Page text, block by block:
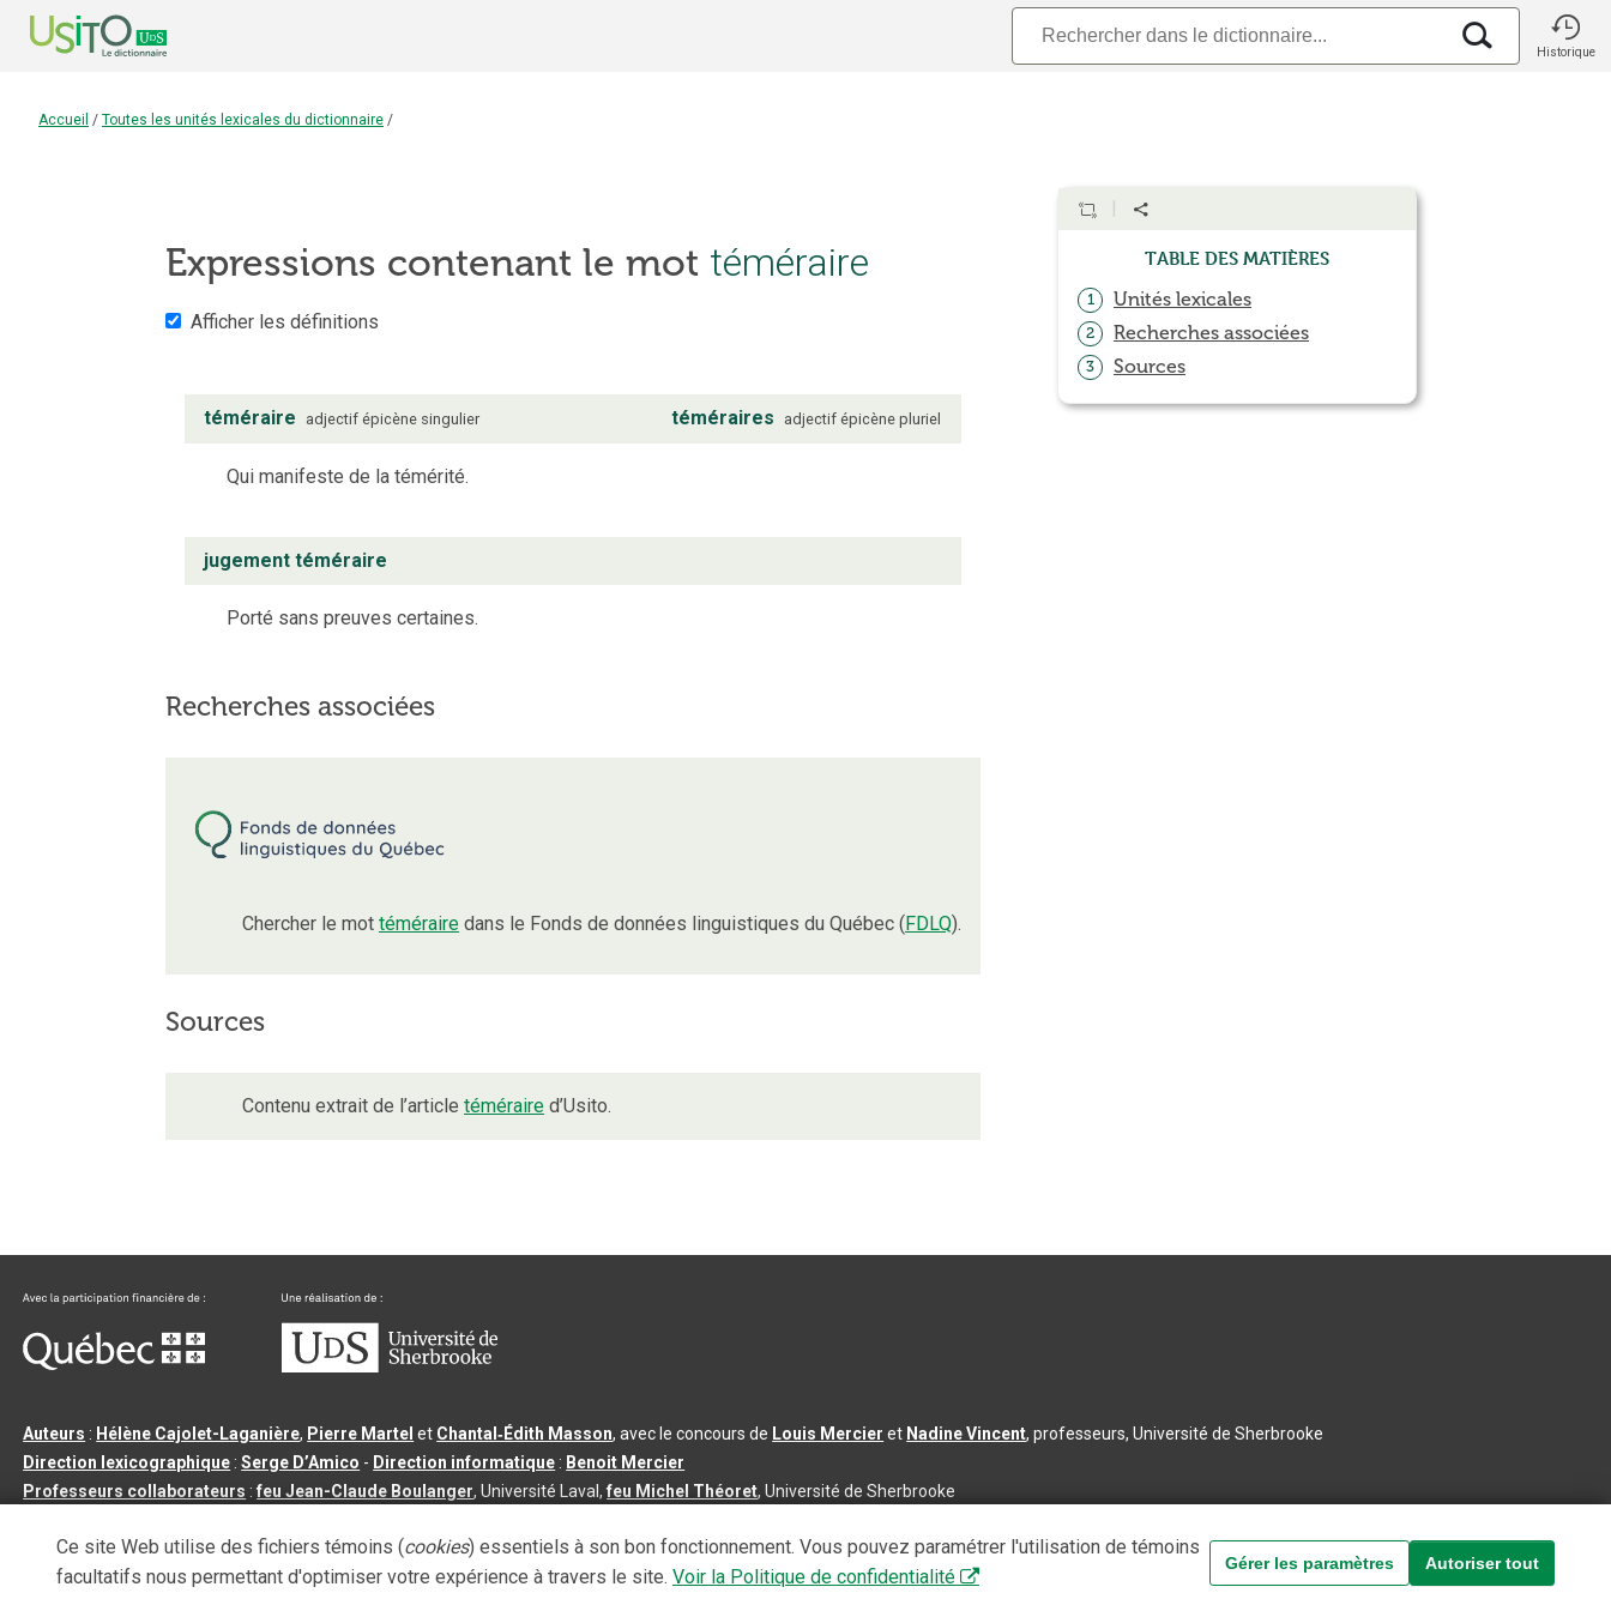
Historique
Accueil / Toutes les unités lexicales du dictionnaire /
Expressions contenant le mot téméraire
Afficher les définitions
téméraire adjectif épicène singulier téméraires adjectif épicène pluriel
Qui manifeste de la témérité.
jugement téméraire
Porté sans preuves certaines.
Recherches associées
Chercher le mot téméraire dans le Fonds de données linguistiques du Québec (FDLQ).
Sources
Contenu extrait de l’article téméraire d’Usito.
Table des matières
1 Unités lexicales
2 Recherches associées
3 Sources
Auteurs : Hélène Cajolet-Laganière, Pierre Martel et Chantal‑Édith Masson, avec le concours de Louis Mercier et Nadine Vincent, professeurs, Université de Sherbrooke
Direction lexicographique :Serge D’Amico - Direction informatique : Benoit Mercier
Professeurs collaborateurs :feu Jean-Claude Boulanger, Université Laval,feu Michel Théoret, Université de Sherbrooke
Tous droits réservés©Université de Sherbrooke |3.2.2- Dernière mise à jour du contenu :2026-08-03
Ce site Web utilise des fichiers témoins (cookies) essentiels à son bon fonctionnement. Vous pouvez paramétrer l'utilisation de témoins
facultatifs nous permettant d'optimiser votre expérience à travers le site. Voir la Politique de confidentialité
Gérer les paramètres Autoriser tout